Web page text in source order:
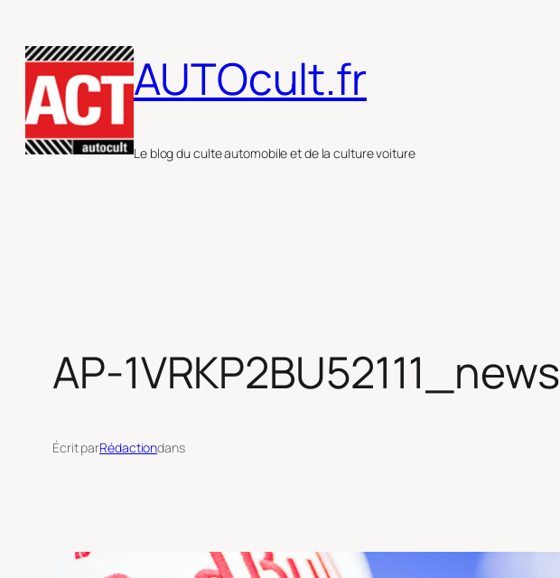
au
contenu
AUTOcult.fr
Le blog du culte automobile et de la culture voiture
AP-1VRKP2BU52111_news
Écrit parRédactiondans